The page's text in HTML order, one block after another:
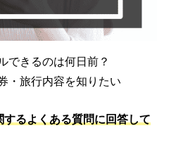
できるのは何日前？
・旅行内容を知りたい
るよくある質問に回答して